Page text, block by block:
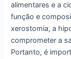
alimentares e a
função e
xerostomia, a
comprometer a
Portanto, é